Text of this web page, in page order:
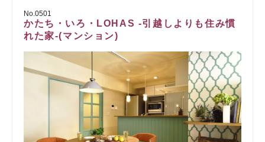
No.0501
かたち・いろ・LOHAS -引越しよりも住み慣
れた家-(マンション)